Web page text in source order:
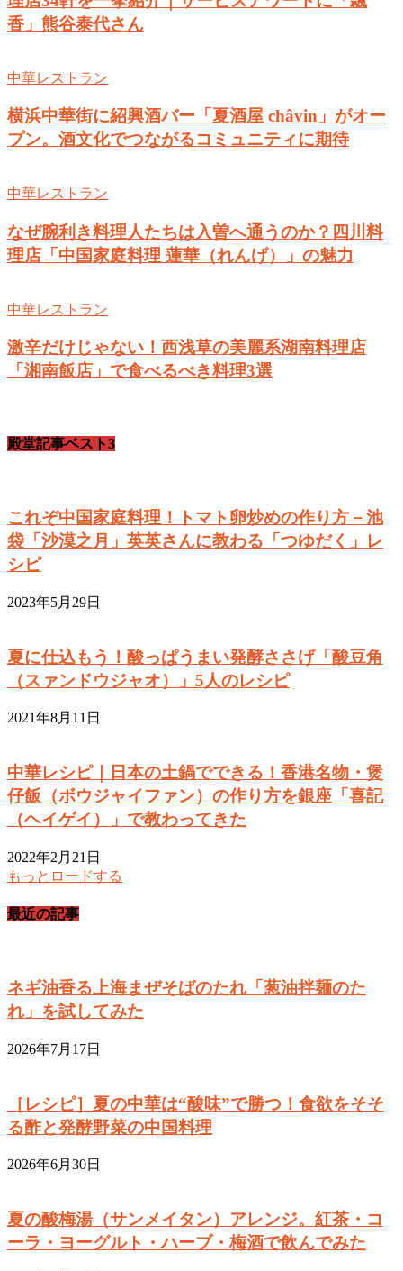
香」熊谷泰代さん
中華レストラン
横浜中華街に紹興酒バー「夏酒屋 châvin」がオー
プン。酒文化でつながるコミュニティに期待
中華レストラン
なぜ腕利き料理人たちは入曽へ通うのか？四川料
理店「中国家庭料理 蓮華（れんげ）」の魅力
中華レストラン
激辛だけじゃない！西浅草の美麗系湖南料理店
「湘南飯店」で食べるべき料理3選
殿堂記事ベスト3
これぞ中国家庭料理！トマト卵炒めの作り方－池
袋「沙漠之月」英英さんに教わる「つゆだく」レ
シピ
2023年5月29日
夏に仕込もう！酸っぱうまい発酵ささげ「酸豆角
（スァンドウジャオ）」5人のレシピ
2021年8月11日
中華レシピ｜日本の土鍋でできる！香港名物・煲
仔飯（ボウジャイファン）の作り方を銀座「喜記
（ヘイゲイ）」で教わってきた
2022年2月21日
もっとロードする
最近の記事
ネギ油香る上海まぜそばのたれ「葱油拌麺のた
れ」を試してみた
2026年7月17日
［レシピ］夏の中華は“酸味”で勝つ！食欲をそそ
る酢と発酵野菜の中国料理
2026年6月30日
夏の酸梅湯（サンメイタン）アレンジ。紅茶・コ
ーラ・ヨーグルト・ハーブ・梅酒で飲んでみた